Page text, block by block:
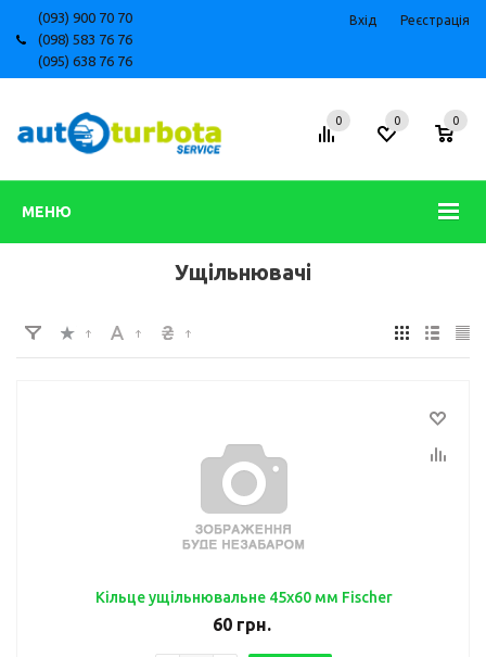
(093) 900 70 70
(098) 583 76 76
(095) 638 76 76
Вхід Реєстрація
МЕНЮ
0 0
0
Ущільнювачі
Кільце ущільнювальне 45x60 мм Fischer
60грн.